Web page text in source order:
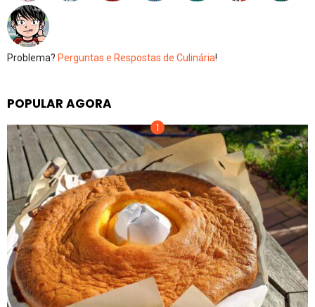
Problema? Perguntas e Respostas de Culinária!
POPULAR AGORA